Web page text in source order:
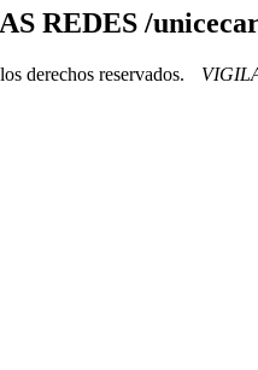
REDES /
derechos reservados.